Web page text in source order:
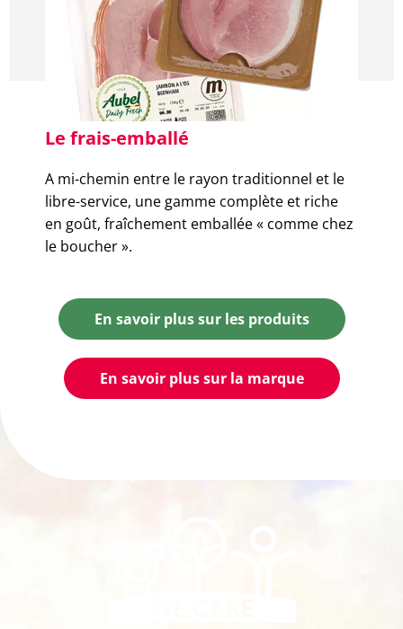
Le frais-emballé
A mi-chemin entre le rayon traditionnel et le
libre-service, une gamme complète et riche
en goût, fraîchement emballée « comme chez
le boucher ».
En savoir plus sur les produits
En savoir plus sur la marque